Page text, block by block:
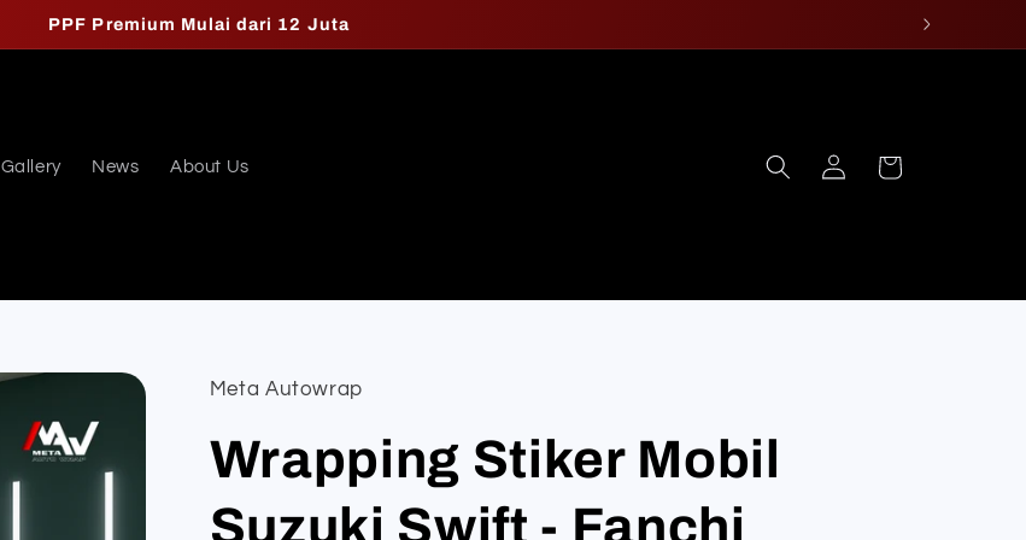
PPF Premium Mulai dari 12 Juta
Gallery News About Us
Log
in
Cart
Meta Autowrap
Wrapping Stiker Mobil
Suzuki Swift - Fanchi